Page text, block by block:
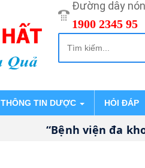
Đường dây
1900 2345 95
THÔNG TIN DƯỢC HỎI ĐÁP
“Bệnh viện đa